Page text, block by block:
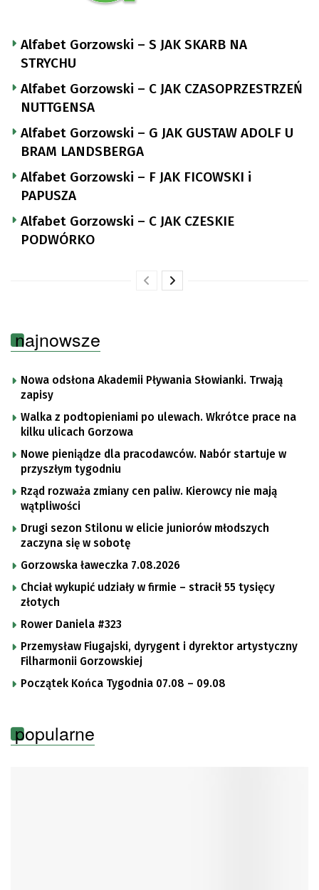
Alfabet Gorzowski – S JAK SKARB NA
STRYCHU
Alfabet Gorzowski – C JAK CZASOPRZESTRZEŃ
NUTTGENSA
Alfabet Gorzowski – G JAK GUSTAW ADOLF U
BRAM LANDSBERGA
Alfabet Gorzowski – F JAK FICOWSKI i
PAPUSZA
Alfabet Gorzowski – C JAK CZESKIE
PODWÓRKO
najnowsze
Nowa odsłona Akademii Pływania Słowianki. Trwają
zapisy
Walka z podtopieniami po ulewach. Wkrótce prace na
kilku ulicach Gorzowa
Nowe pieniądze dla pracodawców. Nabór startuje w
przyszłym tygodniu
Rząd rozważa zmiany cen paliw. Kierowcy nie mają
wątpliwości
Drugi sezon Stilonu w elicie juniorów młodszych
zaczyna się w sobotę
Gorzowska ławeczka 7.08.2026
Chciał wykupić udziały w firmie – stracił 55 tysięcy
złotych
Rower Daniela #323
Przemysław Fiugajski, dyrygent i dyrektor artystyczny
Filharmonii Gorzowskiej
Początek Końca Tygodnia 07.08 – 09.08
popularne